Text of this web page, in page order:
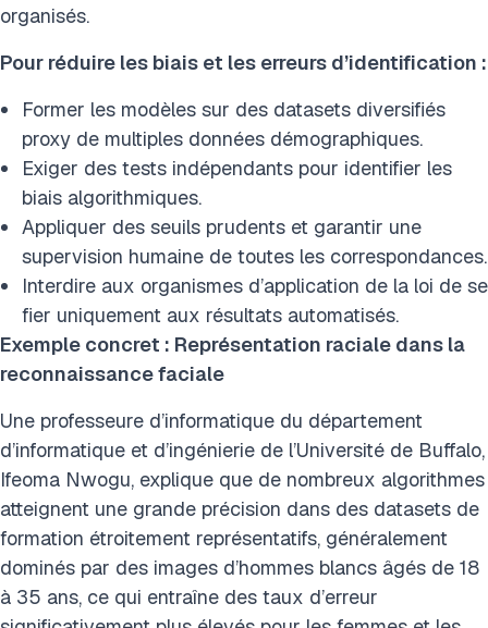
organisés.
Pour réduire les biais et les erreurs d’identification :
Former les modèles sur des datasets diversifiés
proxy de multiples données démographiques.
Exiger des tests indépendants pour identifier les
biais algorithmiques.
Appliquer des seuils prudents et garantir une
supervision humaine de toutes les correspondances.
Interdire aux organismes d’application de la loi de se
fier uniquement aux résultats automatisés.
Exemple concret : Représentation raciale dans la
reconnaissance faciale
Une professeure d’informatique du département
d’informatique et d’ingénierie de l’Université de Buffalo,
Ifeoma Nwogu, explique que de nombreux algorithmes
atteignent une grande précision dans des datasets de
formation étroitement représentatifs, généralement
dominés par des images d’hommes blancs âgés de 18
à 35 ans, ce qui entraîne des taux d’erreur